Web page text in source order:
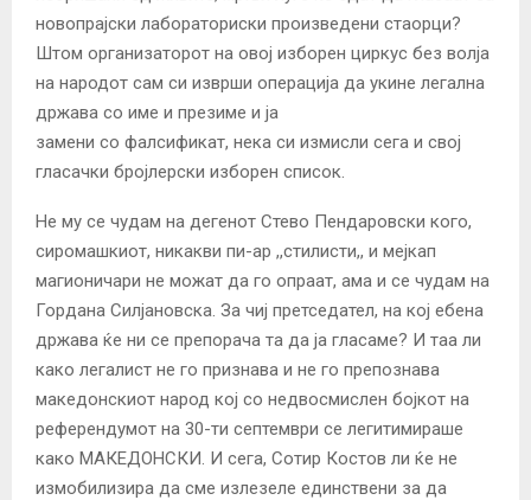
новопрајски лабораториски произведени стаорци?
Штом организаторот на овој изборен циркус без волја
на народот сам си изврши операција да укине легална
држава со име и презиме и ја
замени со фалсификат, нека си измисли сега и свој
гласачки бројлерски изборен список.
Не му се чудам на дегенот Стево Пендаровски кого,
сиромашкиот, никакви пи-ар ,,стилисти,, и мејкап
магионичари не можат да го опраат, ама и се чудам на
Гордана Силјановска. За чиј претседател, на кој ебена
држава ќе ни се препорача та да ја гласаме? И таа ли
како легалист не го признава и не го препознава
македонскиот народ кој со недвосмислен бојкот на
референдумот на 30-ти септември се легитимираше
како МАКЕДОНСКИ. И сега, Сотир Костов ли ќе не
измобилизира да сме излезеле единствени за да